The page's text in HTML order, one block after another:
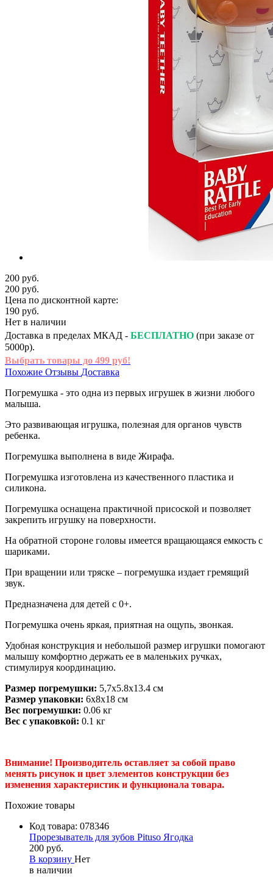
200 руб.
200 руб.
Цена по дисконтной карте:
190 руб.
Нет в наличии
Доставка в пределах МКАД - БЕСПЛАТНО (при заказе от
5000р).
Выбрать товары до 499 руб!
Похожие Отзывы Доставка
Погремушка - это одна из первых игрушек в жизни любого
малыша.
Это развивающая игрушка, полезная для органов чувств
ребенка.
Погремушка выполнена в виде Жирафа.
Погремушка изготовлена из качественного пластика и
силикона.
Погремушка оснащена практичной присоской и позволяет
закрепить игрушку на поверхности.
На обратной стороне головы имеется вращающаяся емкость с
шариками.
При вращении или тряске – погремушка издает гремящий
звук.
Предназначена для детей с 0+.
Погремушка очень яркая, приятная на ощупь, звонкая.
Удобная конструкция и небольшой размер игрушки помогают
малышу комфортно держать ее в маленьких ручках,
стимулируя координацию.
Размер погремушки: 5,7х5.8х13.4 см
Размер упаковки: 6х8х18 см
Вес погремушки: 0.06 кг
Вес с упаковкой: 0.1 кг
Внимание! Производитель оставляет за собой право
менять рисунок и цвет элементов конструкции без
изменения характеристик и функционала товара.
Похожие товары
Код товара: 078346
Прорезыватель для зубов Pituso Ягодка
200 руб.
В корзину Нет
в наличии